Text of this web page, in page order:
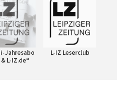
Jahresabo
& L-IZ.de“
L-IZ Leserclub